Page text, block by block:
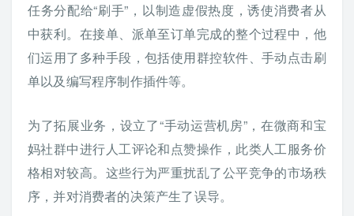
任务分配给“刷手”，以制造虚假热度，诱使消费者从
中获利。在接单、派单至订单完成的整个过程中，他
们运用了多种手段，包括使用群控软件、手动点击刷
单以及编写程序制作插件等。
为了拓展业务，设立了“手动运营机房”，在微商和宝
妈社群中进行人工评论和点赞操作，此类人工服务价
格相对较高。这些行为严重扰乱了公平竞争的市场秩
序，并对消费者的决策产生了误导。